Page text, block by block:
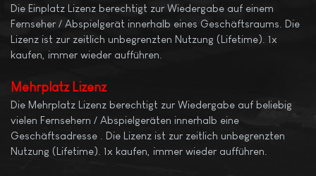
Die Einplatz Lizenz berechtigt zur Wiedergabe auf einem
Fernseher / Abspielgerät innerhalb eines Geschäftsraums. Die
Lizenz ist zur zeitlich unbegrenzten Nutzung (Lifetime). 1x
kaufen, immer wieder aufführen.
MehrplatzLizenz
Die Mehrplatz Lizenz berechtigt zur Wiedergabe auf beliebig
vielen Fernsehern / Abspielgeräten innerhalb eine
Geschäftsadresse . Die Lizenz ist zur zeitlich unbegrenzten
Nutzung (Lifetime). 1x kaufen, immer wieder aufführen.